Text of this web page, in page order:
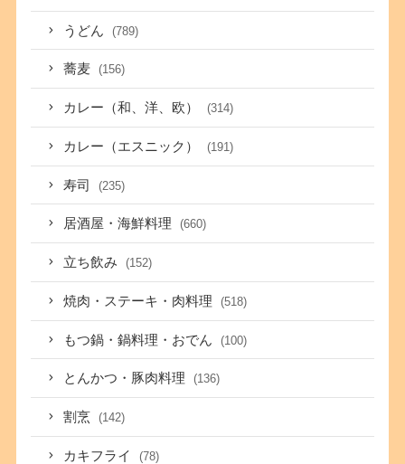
うどん (789)
蕎麦 (156)
カレー（和、洋、欧） (314)
カレー（エスニック） (191)
寿司 (235)
居酒屋・海鮮料理 (660)
立ち飲み (152)
焼肉・ステーキ・肉料理 (518)
もつ鍋・鍋料理・おでん (100)
とんかつ・豚肉料理 (136)
割烹 (142)
カキフライ (78)